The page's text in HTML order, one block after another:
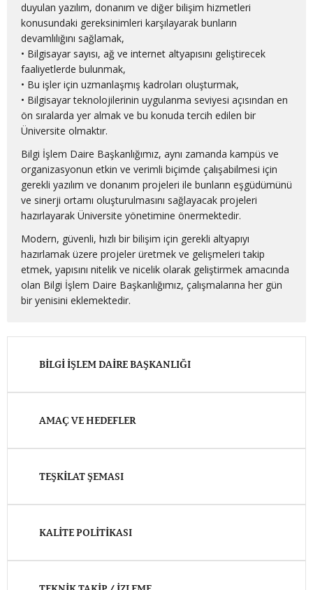
duyulan yazılım, donanım ve diğer bilişim hizmetleri
konusundaki gereksinimleri karşılayarak bunların
devamlılığını sağlamak,
• Bilgisayar sayısı, ağ ve internet altyapısını geliştirecek
faaliyetlerde bulunmak,
• Bu işler için uzmanlaşmış kadroları oluşturmak,
• Bilgisayar teknolojilerinin uygulanma seviyesi açısından en
ön sıralarda yer almak ve bu konuda tercih edilen bir
Üniversite olmaktır.
Bilgi İşlem Daire Başkanlığımız, aynı zamanda kampüs ve
organizasyonun etkin ve verimli biçimde çalışabilmesi için
gerekli yazılım ve donanım projeleri ile bunların eşgüdümünü
ve sinerji ortamı oluşturulmasını sağlayacak projeleri
hazırlayarak Üniversite yönetimine önermektedir.
Modern, güvenli, hızlı bir bilişim için gerekli altyapıyı
hazırlamak üzere projeler üretmek ve gelişmeleri takip
etmek, yapısını nitelik ve nicelik olarak geliştirmek amacında
olan Bilgi İşlem Daire Başkanlığımız, çalışmalarına her gün
bir yenisini eklemektedir.
BILGI İŞLEM DAIRE BAŞKANLIĞI
AMAÇ VE HEDEFLER
TEŞKILAT ŞEMASI
KALITE POLITIKASI